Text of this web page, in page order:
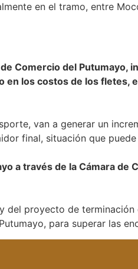
en el tramo, entre
Comercio del Putumayo,
los costos de los fletes,
van a generar un
final, situación que
a través de la Cámara
del proyecto de
para superar las